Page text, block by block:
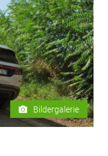
Bildergalerie